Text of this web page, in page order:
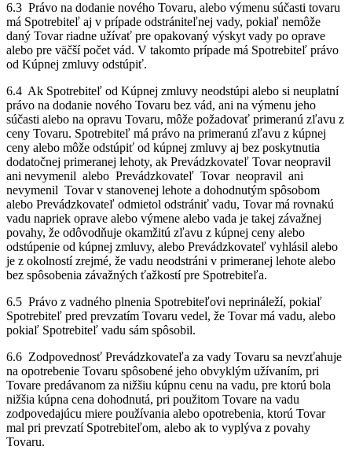
6.3 Právo na dodanie nového Tovaru, alebo výmenu súčasti tovaru
má Spotrebiteľ aj v prípade odstrániteľnej vady, pokiaľ nemôže
daný Tovar riadne užívať pre opakovaný výskyt vady po oprave
alebo pre väčší počet vád. V takomto prípade má Spotrebiteľ právo
od Kúpnej zmluvy odstúpiť.
6.4 Ak Spotrebiteľ od Kúpnej zmluvy neodstúpi alebo si neuplatní
právo na dodanie nového Tovaru bez vád, ani na výmenu jeho
súčasti alebo na opravu Tovaru, môže požadovať primeranú zľavu z
ceny Tovaru. Spotrebiteľ má právo na primeranú zľavu z kúpnej
ceny alebo môže odstúpiť od kúpnej zmluvy aj bez poskytnutia
dodatočnej primeranej lehoty, ak Prevádzkovateľ Tovar neopravil
ani nevymenil alebo Prevádzkovateľ Tovar neopravil ani
nevymenil Tovar v stanovenej lehote a dohodnutým spôsobom
alebo Prevádzkovateľ odmietol odstrániť vadu, Tovar má rovnakú
vadu napriek oprave alebo výmene alebo vada je takej závažnej
povahy, že odôvodňuje okamžitú zľavu z kúpnej ceny alebo
odstúpenie od kúpnej zmluvy, alebo Prevádzkovateľ vyhlásil alebo
je z okolností zrejmé, že vadu neodstráni v primeranej lehote alebo
bez spôsobenia závažných ťažkostí pre Spotrebiteľa.
6.5 Právo z vadného plnenia Spotrebiteľovi neprináleží, pokiaľ
Spotrebiteľ pred prevzatím Tovaru vedel, že Tovar má vadu, alebo
pokiaľ Spotrebiteľ vadu sám spôsobil.
6.6 Zodpovednosť Prevádzkovateľa za vady Tovaru sa nevzťahuje
na opotrebenie Tovaru spôsobené jeho obvyklým užívaním, pri
Tovare predávanom za nižšiu kúpnu cenu na vadu, pre ktorú bola
nižšia kúpna cena dohodnutá, pri použitom Tovare na vadu
zodpovedajúcu miere používania alebo opotrebenia, ktorú Tovar
mal pri prevzatí Spotrebiteľom, alebo ak to vyplýva z povahy
Tovaru.